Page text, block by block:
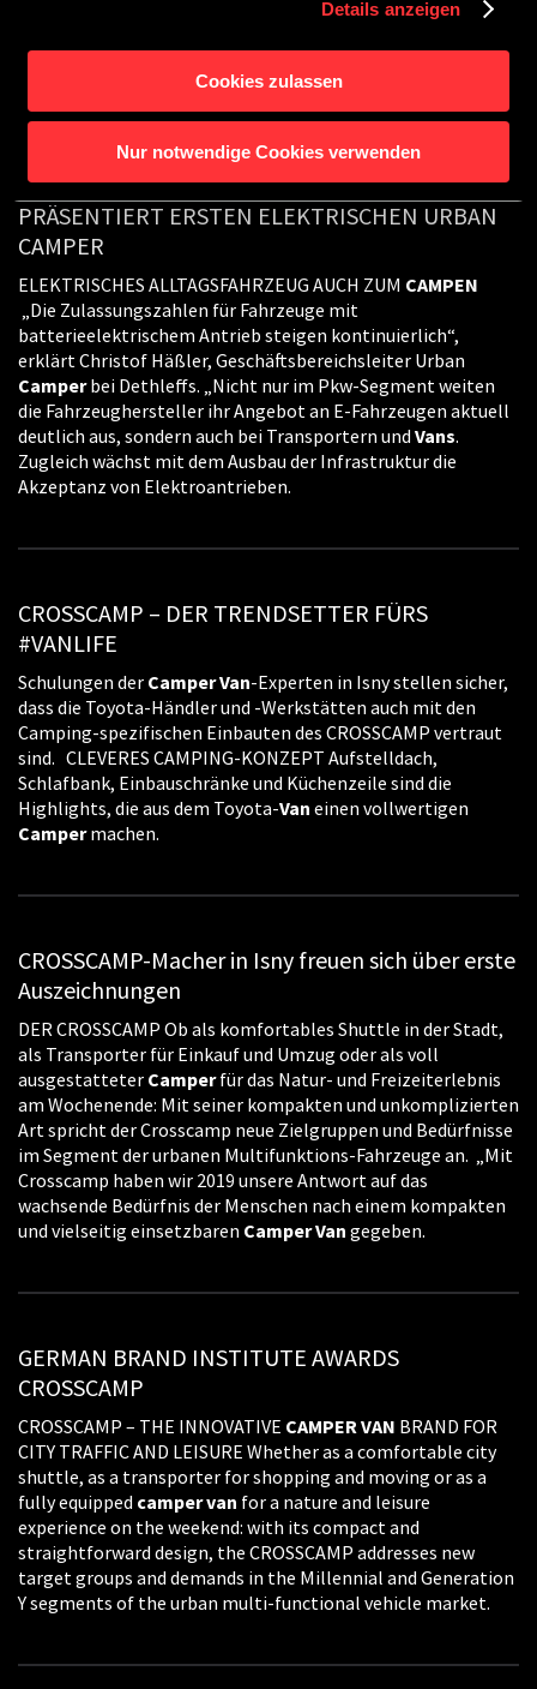
Details anzeigen
Cookies zulassen
Nur notwendige Cookies verwenden
5.0 F startet. Das alltagsaugliche Freizeitfahrzeug für
anderem mit einem neu erarbeiteten Möbelkonzept .
E-MOBILITY UND REISEN: CROSSCAMP
PRÄSENTIERT ERSTEN ELEKTRISCHEN URBAN
CAMPER
ELEKTRISCHES ALLTAGSFAHRZEUG AUCH ZUM CAMPEN
„Die Zulassungszahlen für Fahrzeuge mit
batterieelektrischem Antrieb steigen kontinuierlich“,
erklärt Christof Häßler, Geschäftsbereichsleiter Urban
Camperbei Dethleffs. „Nicht nur im Pkw-Segment weiten
die Fahrzeughersteller ihr Angebot an E-Fahrzeugen aktuell
deutlich aus, sondern auch bei Transportern und Vans.
Zugleich wächst mit dem Ausbau der Infrastruktur die
Akzeptanz von Elektroantrieben.
CROSSCAMP – DER TRENDSETTER FÜRS
#VANLIFE
Schulungen der CamperVan-Experten in Isny stellen sicher,
dass die Toyota-Händler und -Werkstätten auch mit den
Camping-spezifischen Einbauten des CROSSCAMP vertraut
sind. CLEVERES CAMPING-KONZEPT Aufstelldach,
Schlafbank, Einbauschränke und Küchenzeile sind die
Highlights, die aus dem Toyota-Van einen vollwertigen
Campermachen.
CROSSCAMP-Macher in Isny freuen sich über erste
Auszeichnungen
DER CROSSCAMP Ob als komfortables Shuttle in der Stadt,
als Transporter für Einkauf und Umzug oder als voll
ausgestatteter Camperfür das Natur- und Freizeiterlebnis
am Wochenende: Mit seiner kompakten und unkomplizierten
Art spricht der Crosscamp neue Zielgruppen und Bedürfnisse
im Segment der urbanen Multifunktions-Fahrzeuge an. „Mit
Crosscamp haben wir 2019 unsere Antwort auf das
wachsende Bedürfnis der Menschen nach einem kompakten
und vielseitig einsetzbaren CamperVan gegeben.
GERMAN BRAND INSTITUTE AWARDS
CROSSCAMP
CROSSCAMP – THE INNOVATIVE CAMPERVAN BRAND FOR
CITY TRAFFIC AND LEISURE Whether as a comfortable city
shuttle, as a transporter for shopping and moving or as a
fully equipped campervan for a nature and leisure
experience on the weekend: with its compact and
straightforward design, the CROSSCAMP addresses new
target groups and demands in the Millennial and Generation
Y segments of the urban multi-functional vehicle market.